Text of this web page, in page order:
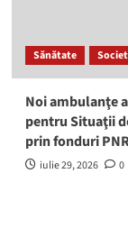
Sănătate
Noi ambulanţe
pentru Situaţii
prin fonduri
iulie 29, 2026 0